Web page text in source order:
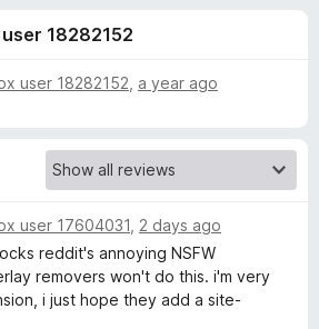
o
n
18282152
user 18282152 a year ago
user 17604031 2 days ago
reddit's annoying NSFW
removers won't do this. i'm very
i just hope they add a site-